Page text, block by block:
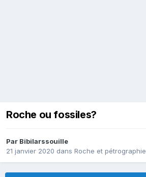
Roche ou fossiles?
Par Bibilarssouille
21 janvier 2020 dans Roche et pétrographie